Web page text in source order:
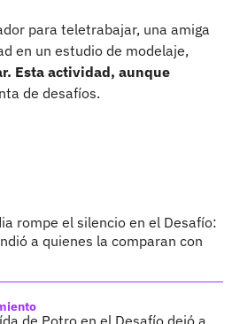
para teletrabajar, una amiga
en un estudio de modelaje,
Esta actividad, aunque
de desafíos.
rompe el silencio en el Desafío:
a quienes la comparan con
de Potro en el Desafío dejó a